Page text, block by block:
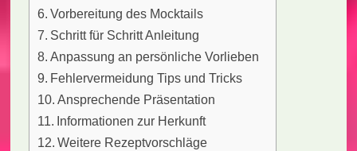
Vorbereitung des Mocktails
Schritt für Schritt Anleitung
Anpassung an persönliche Vorlieben
Fehlervermeidung Tips und Tricks
Ansprechende Präsentation
Informationen zur Herkunft
Weitere Rezeptvorschläge